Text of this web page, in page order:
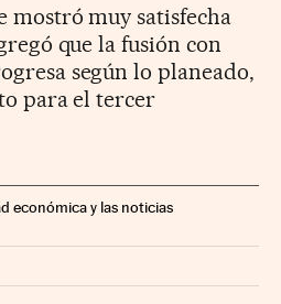
mostró muy satisfecha
que la fusión con
según lo planeado,
para el tercer
económica y las noticias
Facebook
en Twitter